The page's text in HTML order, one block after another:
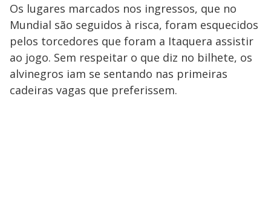
Os lugares marcados nos ingressos, que no
Mundial são seguidos à risca, foram esquecidos
pelos torcedores que foram a Itaquera assistir
ao jogo. Sem respeitar o que diz no bilhete, os
alvinegros iam se sentando nas primeiras
cadeiras vagas que preferissem.